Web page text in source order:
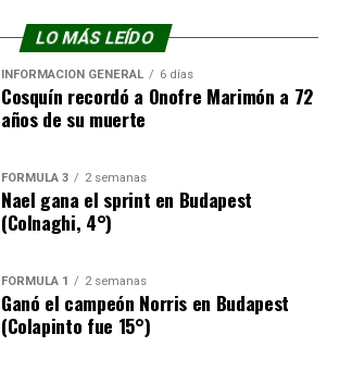
LO MÁS LEÍDO
INFORMACIÓN GENERAL 6 días
Cosquín recordó a Onofre Marimón a 72
años de su muerte
FÓRMULA 3 2 semanas
Nael gana el sprint en Budapest
(Colnaghi, 4°)
FÓRMULA 1 2 semanas
Ganó el campeón Norris en Budapest
(Colapinto fue 15°)